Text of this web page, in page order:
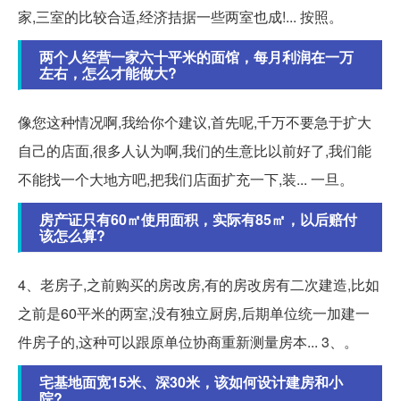
家,三室的比较合适,经济拮据一些两室也成!... 按照。
两个人经营一家六十平米的面馆，每月利润在一万
左右，怎么才能做大?
像您这种情况啊,我给你个建议,首先呢,千万不要急于扩大
自己的店面,很多人认为啊,我们的生意比以前好了,我们能
不能找一个大地方吧,把我们店面扩充一下,装... 一旦。
房产证只有60㎡使用面积，实际有85㎡，以后赔付
该怎么算?
4、老房子,之前购买的房改房,有的房改房有二次建造,比如
之前是60平米的两室,没有独立厨房,后期单位统一加建一
件房子的,这种可以跟原单位协商重新测量房本... 3、。
宅基地面宽15米、深30米，该如何设计建房和小